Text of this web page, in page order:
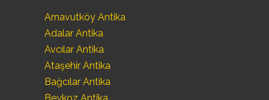
Arnavutköy Antika
Adalar Antika
Avcılar Antika
Ataşehir Antika
Bağcılar Antika